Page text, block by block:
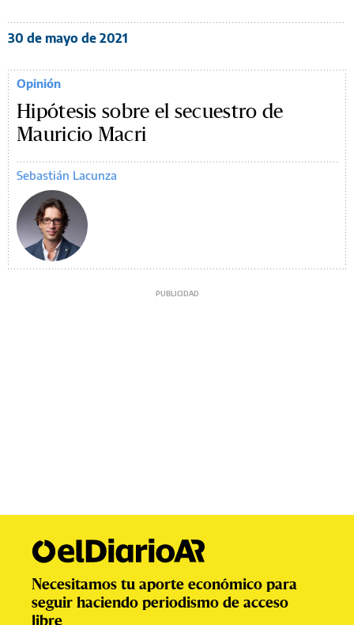
30 de mayo de 2021
Opinión
Hipótesis sobre el secuestro de
Mauricio Macri
Sebastián Lacunza
Necesitamos tu aporte económico para
seguir haciendo periodismo de acceso
libre